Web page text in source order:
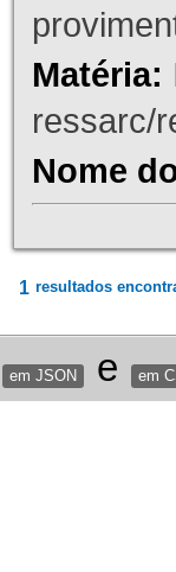
Matéria:
ressarc/
Nome
1 resultados
em JSON e em